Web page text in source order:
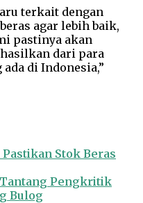
terkait dengan
agar lebih baik,
pastinya akan
dari para
di Indonesia,”
Stok Beras
Pengkritik
Bulog